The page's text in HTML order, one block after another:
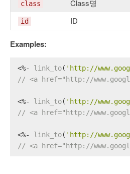
class Class명
id ID
Examples:
<%- link_to( 'http://
// <a href="http://
<%- link_to( 'http://
// <a href="http://
<%- link_to( 'http://
// <a href="http://